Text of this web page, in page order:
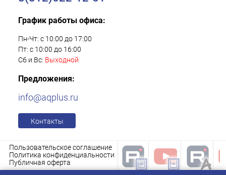
График работы офиса:
Пн-Чт: с 10:00 до 17:00
Пт: с 10:00 до 16:00
Сб и Вс: Выходной
Предложения:
info@aqplus.ru
Контакты
Пользовательское соглашение
Политика конфиденциальности
Публичная оферта